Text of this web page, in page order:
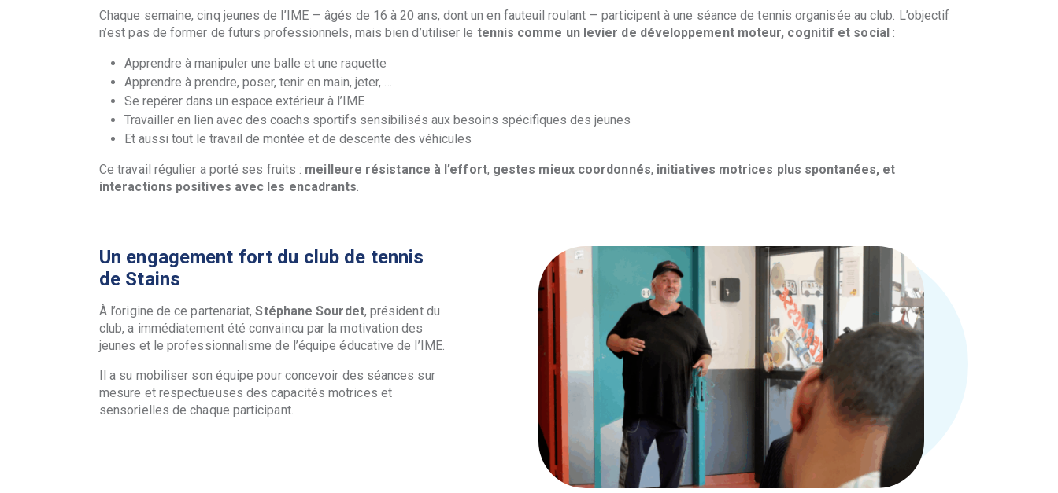
Chaque semaine, cinq jeunes de l’IME — âgés de 16 à 20 ans, dont un en fauteuil roulant — participent à une séance de tennis organisée au club. L’objectif
n’est pas de former de futurs professionnels, mais bien d’utiliser le tennis comme un levier de développement moteur, cognitif et social:
Apprendre à manipuler une balle et une raquette
Apprendre à prendre, poser, tenir en main, jeter, …
Se repérer dans un espace extérieur à l’IME
Travailler en lien avec des coachs sportifs sensibilisés aux besoins spécifiques des jeunes
Et aussi tout le travail de montée et de descente des véhicules
Ce travail régulier a porté ses fruits : meilleure résistance à l’effort, gestes mieux coordonnés, initiatives motrices plus spontanées, et
interactions positives avec les encadrants.
Un engagement fort du club de tennis
de Stains
À l’origine de ce partenariat,Stéphane Sourdet, président du
club, a immédiatement été convaincu par la motivation des
jeunes et le professionnalisme de l’équipe éducative de l’IME.
Il a su mobiliser son équipe pour concevoir des séances sur
mesure et respectueuses des capacités motrices et
sensorielles de chaque participant.